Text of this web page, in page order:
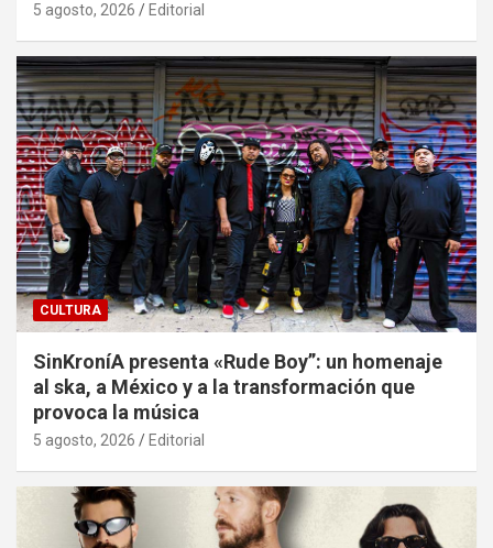
5 agosto, 2026 Editorial
CULTURA
SinKroníA presenta «Rude Boy”: un homenaje
al ska, a México y a la transformación que
provoca la música
5 agosto, 2026 Editorial